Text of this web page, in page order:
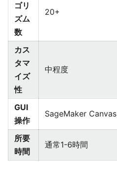
ゴリ
ズム
数
20+
カス
タマ
イズ
性
中程度
GUI
操作
SageMaker Canvas
所要
時間
通常1-6時間